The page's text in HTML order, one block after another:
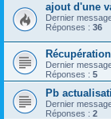
ajout d'une
Dernier
Réponses : 36
Dernier
Réponses : 5
Pb
Dernier
Réponses : 2